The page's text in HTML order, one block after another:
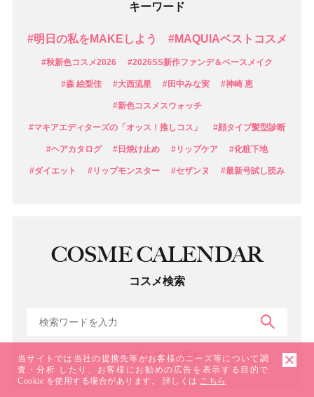
キーワード
#明日の私をMAKEしよう #MAQUIAベストコスメ
#秋新色コスメ2026 #2026SS新作ファンデ＆ベースメイク
#森 絵梨佳 #大西流星 #田中みな実 #神崎 恵
#新色コスメスウォッチ
#マキアエディターズの「オッス！推しコス」 #顔タイプ髪型診断
#ヘアカタログ #日焼け止め #リップケア #化粧下地
#ダイエット #リップモンスター #セザンヌ #最新号試し読み
COSME CALENDAR
コスメ検索
キーワードから探す
当サイトでは当社の提携先等がお客様のニーズ等について調
査・分析 したり、お客様にお勧めの広告を表示する目的で
Cookie を使用する場合があります。 詳しくは こちら